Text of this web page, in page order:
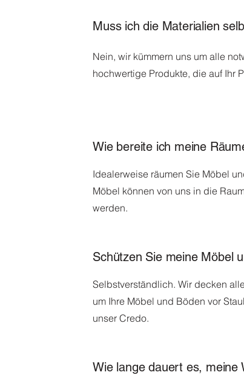
Muss ich die Materialien
Nein, wir kümmern uns um alle
hochwertige Produkte, die auf Ihr
Wie bereite ich meine
Idealerweise räumen Sie Möbel
Möbel können von uns in die
werden.
Schützen Sie meine Möbel
Selbstverständlich. Wir decken
um Ihre Möbel und Böden vor
unser Credo.
Wie lange dauert es, meine